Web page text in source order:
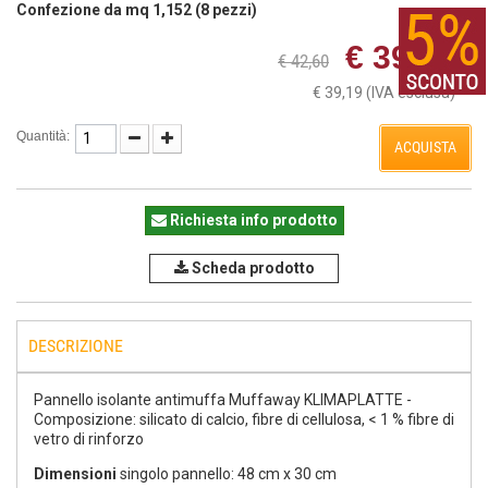
Confezione da mq 1,152 (8 pezzi)
€ 39,19
€ 42,60
€ 39,19 (IVA esclusa)
Quantità:
ACQUISTA
Richiesta info prodotto
Scheda prodotto
DESCRIZIONE
Pannello isolante antimuffa Muffaway KLIMAPLATTE -
Composizione: silicato di calcio, fibre di cellulosa, < 1 % fibre di
vetro di rinforzo
Dimensioni singolo pannello: 48 cm x 30 cm